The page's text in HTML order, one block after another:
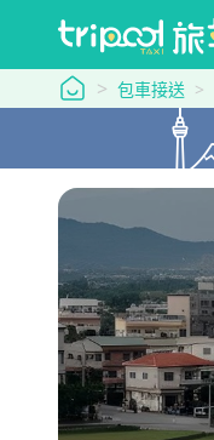
tripool 旅步
包車接送